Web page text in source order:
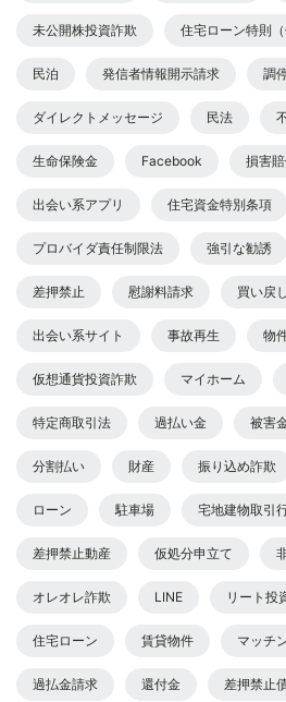
未公開株投資詐欺 住宅ローン特則
民泊 発信者情報開示請求 調
ダイレクトメッセージ 民法
生命保険金 Facebook 損害
出会い系アプリ 住宅資金特別条項
プロバイダ責任制限法 強引な勧誘
差押禁止 慰謝料請求 買い戻し
出会い系サイト 事故再生 物
仮想通貨投資詐欺 マイホーム
特定商取引法 過払い金 被害
分割払い 財産 振り込め詐欺
ローン 駐車場 宅地建物取引
差押禁止動産 仮処分申立て
オレオレ詐欺 LINE リート投
住宅ローン 賃貸物件 マッチ
過払金請求 還付金 差押禁止